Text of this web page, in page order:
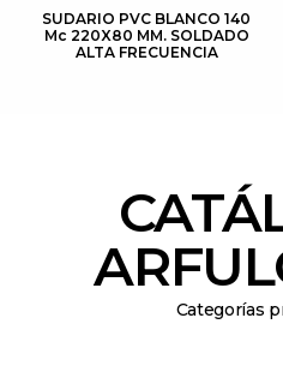
SUDARIO PVC BLANCO 140
Mc 220X80 MM. SOLDADO
ALTA FRECUENCIA
Categorías